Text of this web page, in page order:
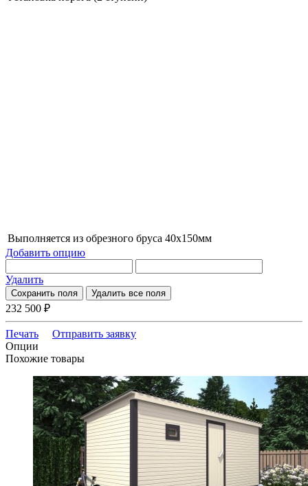
Выполняется из обрезного бруса 40х150мм
Добавить опцию
Удалить
Сохранить поля Удалить все поля
232 500 ₽
Печать
Отправить заявку
Опции
Похожие товары